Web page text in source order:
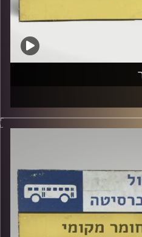
גירטלר